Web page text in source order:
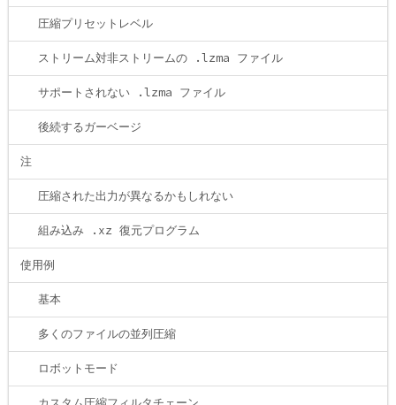
圧縮プリセットレベル
ストリーム対非ストリームの .lzma ファイル
サポートされない .lzma ファイル
後続するガーベージ
注
圧縮された出力が異なるかもしれない
組み込み .xz 復元プログラム
使用例
基本
多くのファイルの並列圧縮
ロボットモード